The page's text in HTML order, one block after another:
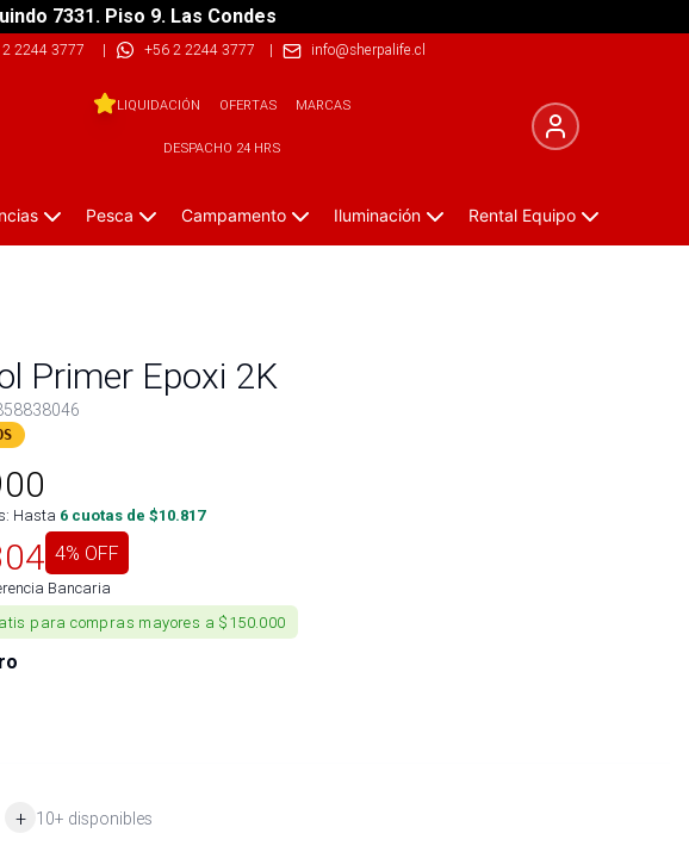
7331. Piso 9. Las Condes
2244 3777 | +56 2 2244 3777 | info@sherpalife.cl
LIQUIDACIÓN OFERTAS MARCAS
DESPACHO 24 HRS
Pesca Campamento Iluminación Rental Equipo
Primer Epoxi 2K
Hasta 6 cuotas de $10.817
4% OFF
Bancaria
para compras mayores a $150.000
+ 10+ disponibles